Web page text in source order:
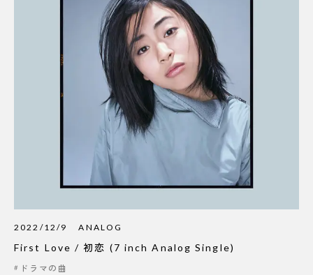
2022/12/9 ANALOG
First Love / 初恋 (7 inch Analog Single)
ドラマの曲